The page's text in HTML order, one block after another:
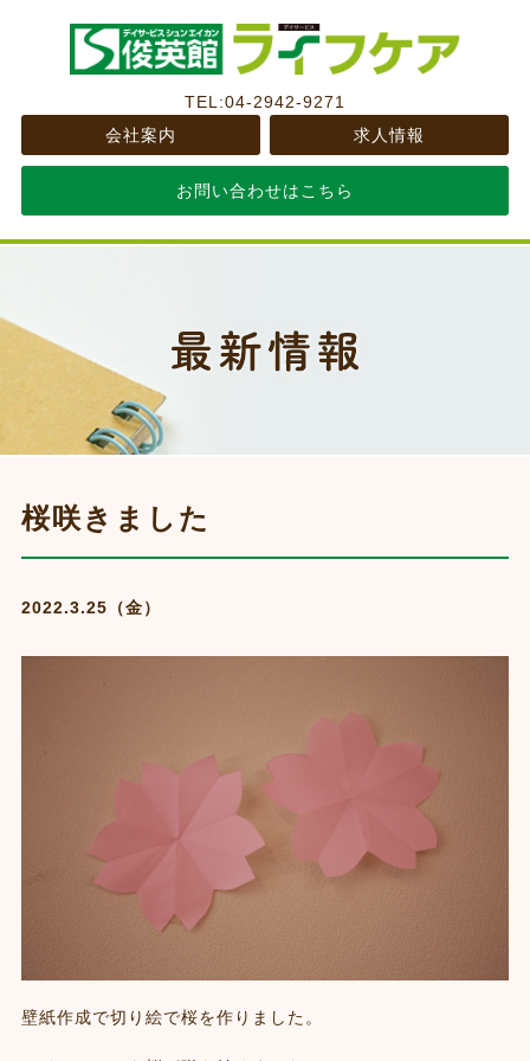
TEL:04-2942-9271
会社案内
求人情報
お問い合わせはこちら
桜咲きました
2022.3.25（金）
壁紙作成で切り絵で桜を作りました。